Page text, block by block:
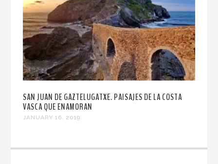
SAN JUAN DE GAZTELUGATXE. PAISAJES DE LA COSTA
VASCA QUE ENAMORAN
JANUARY 16, 2019